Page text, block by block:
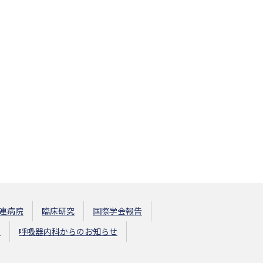
病院 臨床研究
国際学会報告
呼吸器内科からのお知らせ